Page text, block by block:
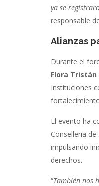
ya se
responsable
Alianzas
Durante el
Flora Tristán
Instituciones
El evento ha
Conselleria
impulsando
derechos.
“También nos